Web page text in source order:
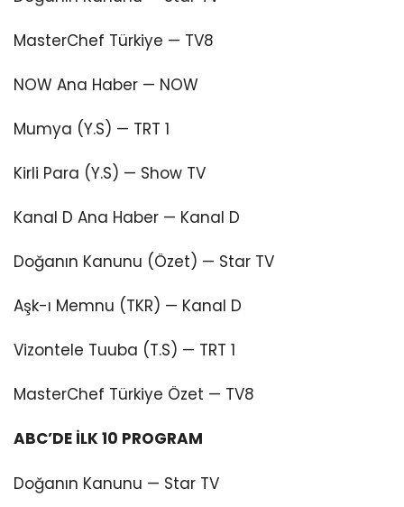
MasterChef Türkiye — TV8
NOW Ana Haber — NOW
Mumya (Y.S) — TRT 1
Kirli Para (Y.S) — Show TV
Kanal D Ana Haber — Kanal D
Doğanın Kanunu (Özet) — Star TV
Aşk-ı Memnu (TKR) — Kanal D
Vizontele Tuuba (T.S) — TRT 1
MasterChef Türkiye Özet — TV8
ABC’DE İLK 10 PROGRAM
Doğanın Kanunu — Star TV